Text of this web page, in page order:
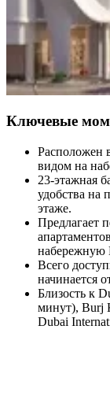
Ключевые
Расположен
видом на
23-этажная
удобства на
этаже.
Предлагает
набережную
Всего
начинается
Близость к
минут), Burj
Dubai